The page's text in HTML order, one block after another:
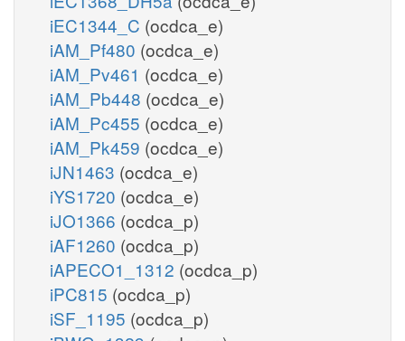
iEC1344_C (ocdca_e)
iAM_Pf480 (ocdca_e)
iAM_Pv461 (ocdca_e)
iAM_Pb448 (ocdca_e)
iAM_Pc455 (ocdca_e)
iAM_Pk459 (ocdca_e)
iJN1463 (ocdca_e)
iYS1720 (ocdca_e)
iJO1366 (ocdca_p)
iAF1260 (ocdca_p)
iAPECO1_1312 (ocdca_p)
iPC815 (ocdca_p)
iSF_1195 (ocdca_p)